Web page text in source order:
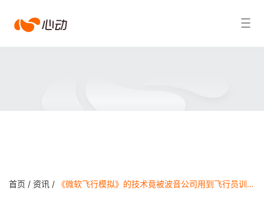
爱搜索结果
首页 / 资讯 / 《微软飞行模拟》的技术竟被波音公司用到飞行员训练 - 爱游戏app体育